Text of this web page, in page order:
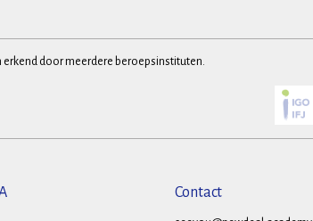
erkend door meerdere beroepsinstituten.
Contact